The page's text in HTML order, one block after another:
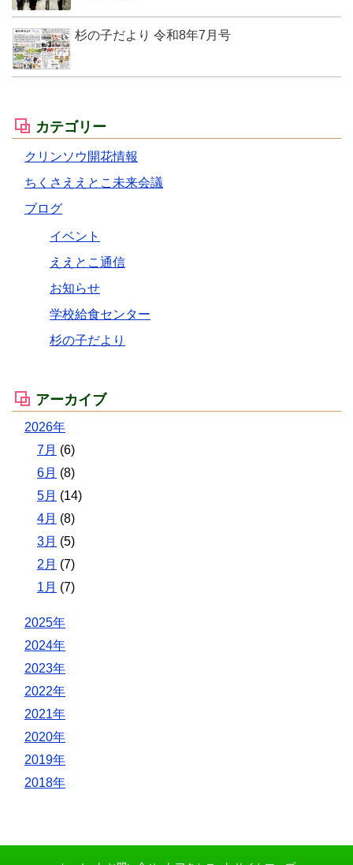
杉の子だより 令和8年7月号
カテゴリー
クリンソウ開花情報
ちくさええとこ未来会議
ブログ
イベント
ええとこ通信
お知らせ
学校給食センター
杉の子だより
アーカイブ
2026年
7月 (6)
6月 (8)
5月 (14)
4月 (8)
3月 (5)
2月 (7)
1月 (7)
2025年
2024年
2023年
2022年
2021年
2020年
2019年
2018年